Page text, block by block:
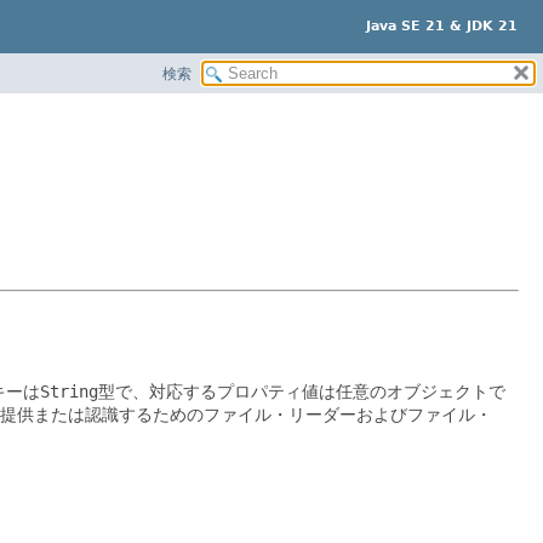
Java SE 21 & JDK 21
検索
ーはString型で、対応するプロパティ値は任意のオブジェクトで
供または認識するためのファイル・リーダーおよびファイル・